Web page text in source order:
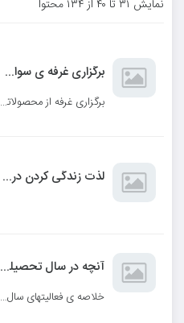
نمایش ۳۱ تا ۴۰ از ۱۳۴ محتوا
برگزاری غرفه ی سواد مالی
برگزاری غرفه از محصولاتی که با دستان توانمند دختران عزیزمان وهمراهی صبورانه وهمیشگی والدین گرامی صور
لذت زندگی کردن در کنار هم
آنچه در سال تحصیلی ۱۴۰۳_۱۴۰۴ گذشت
خلاصه ی فعالیتهای سال تحصیلی ۱۴۰۳_۱۴۰۴